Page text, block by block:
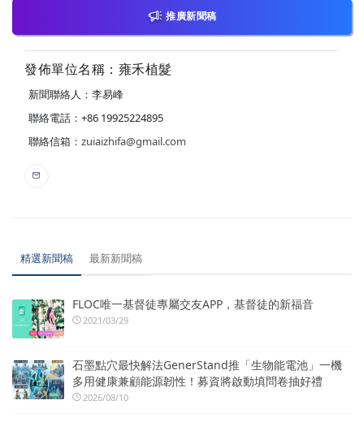
推廣新聞稿
發佈單位名稱：雍禾植髮
新聞聯絡人：李易峰
聯絡電話：+86 19925224895
聯絡信箱： zuiaizhifa@gmail.com
精選新聞稿 最新新聞稿
FLOC唯一基督徒專屬交友APP，基督徒的新福音
2021/03/29
石墨點穴最快解法GenerStand推「生物能電池」一機
多用健康兼顧能源韌性！募資將啟動填問卷抽好禮
2026/08/10